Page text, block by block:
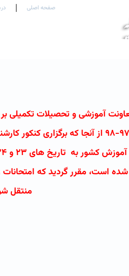
صفحه اصلی
آموزشی و تحصیلات
برنامه امتحانات نیمسال دوم ۹۷-۹۸ از
منتقل